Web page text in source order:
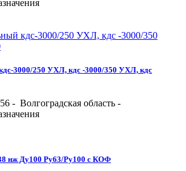
3000/250 УХЛ, кдс -3000/350 УХЛ, кдс
- Волгоградская область -
нж Ду100 Ру63/Ру100 с КОФ